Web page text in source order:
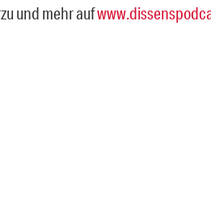
und mehr auf